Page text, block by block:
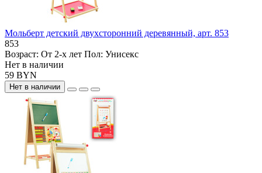
Мольберт детский двухсторонний деревянный, арт. 853
853
Возраст: От 2-х лет Пол: Унисекс
Нет в наличии
59 BYN
Нет в наличии